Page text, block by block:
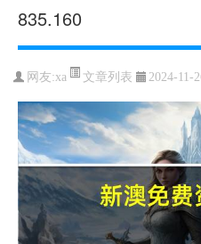
835.160
网友:xa 文章列表 2024-11-